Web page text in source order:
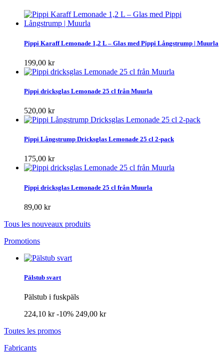
Pippi Karaff Lemonade 1,2 L – Glas med Pippi Långstrump | Muurla
199,00 kr
Pippi dricksglas Lemonade 25 cl från Muurla
520,00 kr
Pippi Långstrump Dricksglas Lemonade 25 cl 2-pack
175,00 kr
Pippi dricksglas Lemonade 25 cl från Muurla
89,00 kr
Tous les nouveaux produits
Promotions
Pälstub svart
Pälstub i fuskpäls
224,10 kr-10% 249,00 kr
Toutes les promos
Fabricants